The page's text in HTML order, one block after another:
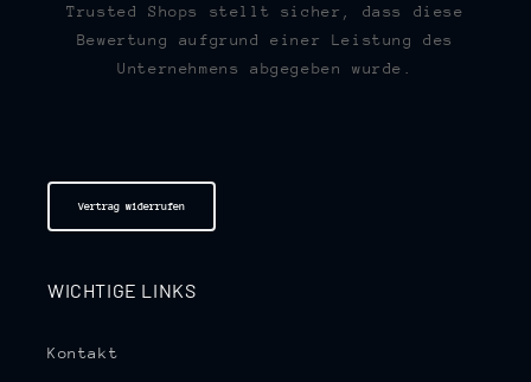
Trusted Shops stellt sicher, dass diese
Bewertung aufgrund einer Leistung des
Unternehmens abgegeben wurde.
Vertrag widerrufen
WICHTIGE LINKS
Kontakt